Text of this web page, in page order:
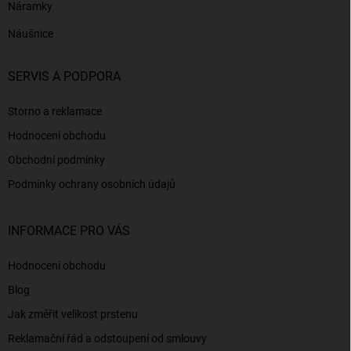
Náramky
Náušnice
SERVIS A PODPORA
Storno a reklamace
Hodnocení obchodu
Obchodní podmínky
Podmínky ochrany osobních údajů
INFORMACE PRO VÁS
Hodnocení obchodu
Blog
Jak změřit velikost prstenu
Reklamační řád a odstoupení od smlouvy